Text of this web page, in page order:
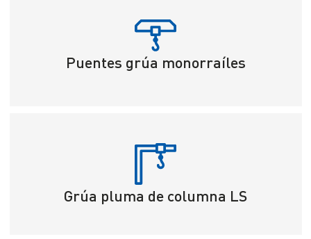
Puentes grúa monorraíles
Grúa pluma de columna LS